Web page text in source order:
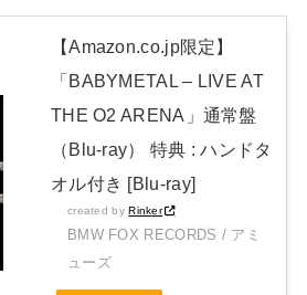
【Amazon.co.jp限定】
「BABYMETAL – LIVE AT
THE O2 ARENA」通常盤
（Blu-ray） 特典 : ハンドタ
オル付き [Blu-ray]
created byRinker
BMW FOX RECORDS / アミ
ューズ